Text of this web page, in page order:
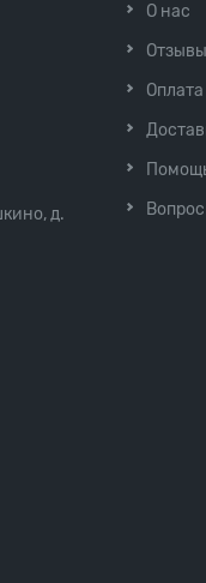
д.
О нас
Отзывы
Оплата